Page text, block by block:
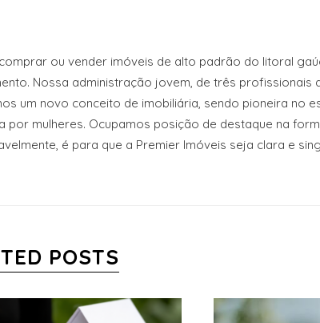
ou vender imóveis de alto padrão do litoral
Nossa administração jovem, de três profissionais
um novo conceito de imobiliária, sendo pioneira no
mulheres. Ocupamos posição de destaque na
é para que a Premier Imóveis seja clara e
POSTS